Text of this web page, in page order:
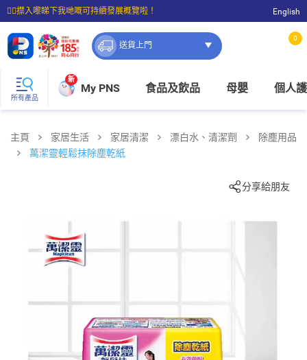
☝🏼㩒入嚟睇下我哋嘅可持續發展概覽啦！
⭐購物滿$399即享免費送貨；滿$100即可免費店取。
English
送貨上門
0
所有產品
新
My PNS 食品及飲品 母嬰 個人
主頁 家居生活 家居清潔 漂白水、清潔劑
除塵用品
萬潔靈輕鬆抹除塵乾紙
分享給朋友